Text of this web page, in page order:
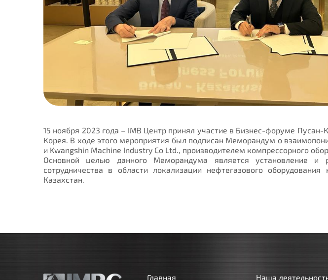
15 ноября 2023 года – IMB Центр принял участие в Бизнес-форуме
Корея. В ходе этого мероприятия был подписан Меморандум о
и Kwangshin Machine Industry Co Ltd., производителем компрессорного
Основной целью данного Меморандума является установление и
сотрудничества в области локализации нефтегазового оборудования
Казахстан.
Главная Наша